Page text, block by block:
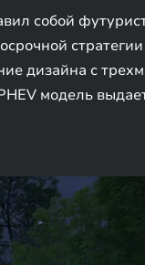
собой
дизайна с
модель